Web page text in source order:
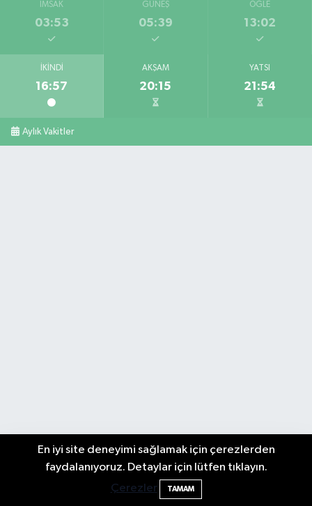
İMSAK
03:53
GÜNEŞ
05:39
ÖĞLE
13:02
İKINDI
16:57
AKŞAM
20:15
YATSI
21:54
Aylık Vakitler
En iyi site deneyimi sağlamak için çerezlerden
faydalanıyoruz. Detaylar için lütfen tıklayın.
Çerezler
TAMAM
23:28 Tuna Mahallesi Aile Sağlığı Merkezi